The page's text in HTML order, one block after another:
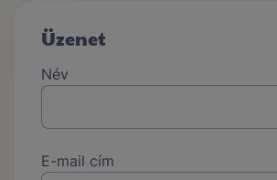
Üzenet
Név
E-mail cím